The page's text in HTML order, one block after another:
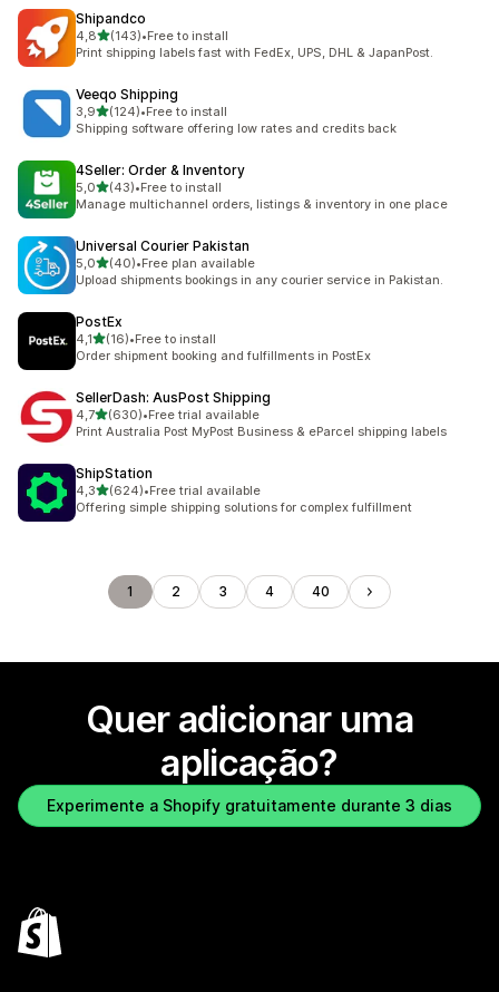
Shipandco
4,8de 5 estrelas
(143)
143 total de avaliações
•Free to install
Print shipping labels fast with FedEx, UPS, DHL & JapanPost.
Veeqo Shipping
3,9de 5 estrelas
(124)
124 total de avaliações
•Free to install
Shipping software offering low rates and credits back
4Seller: Order & Inventory
5,0de 5 estrelas
(43)
43 total de avaliações
•Free to install
Manage multichannel orders, listings & inventory in one place
Universal Courier Pakistan
5,0de 5 estrelas
(40)
40 total de avaliações
•Free plan available
Upload shipments bookings in any courier service in Pakistan.
PostEx
4,1de 5 estrelas
(16)
16 total de avaliações
•Free to install
Order shipment booking and fulfillments in PostEx
SellerDash: AusPost Shipping
4,7de 5 estrelas
(630)
630 total de avaliações
•Free trial available
Print Australia Post MyPost Business & eParcel shipping labels
ShipStation
4,3de 5 estrelas
(624)
624 total de avaliações
•Free trial available
Offering simple shipping solutions for complex fulfillment
1 2 3 4 40
Quer adicionar uma
aplicação?
Experimente a Shopify gratuitamente durante 3 dias